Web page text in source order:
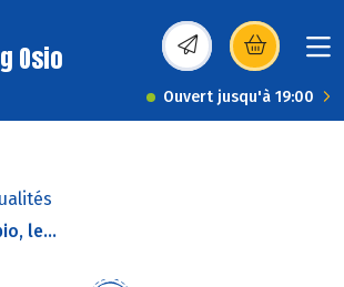
Osio (s’ouvre dans une
Ouvert jusqu'à 19:00
le...